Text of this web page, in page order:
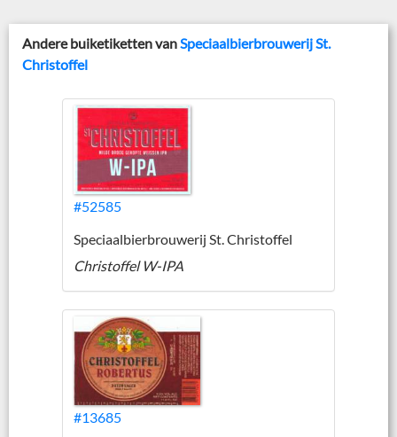
Andere buiketiketten vanSpeciaalbierbrouwerij St.
Christoffel
#52585
Speciaalbierbrouwerij St. Christoffel
Christoffel W-IPA
#13685